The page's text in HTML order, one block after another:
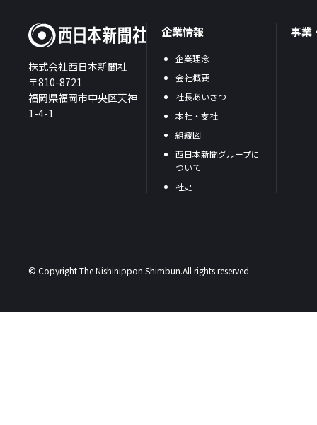
株式会社西日本新聞社
〒810-8721
福岡県福岡市中央区天神
1-4-1
企業情報
企業理念
会社概要
社長あいさつ
本社・支社
組織図
西日本新聞グループに
ついて
社史
事業
© Copyright The Nishinippon Shimbun.All rights reserved.